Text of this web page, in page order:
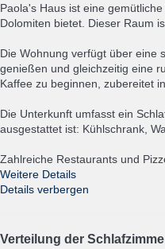
Paola's Haus ist eine
Dolomiten bietet. Dieser Raum
Die Wohnung verfügt über eine
genießen und gleichzeitig eine
Kaffee zu beginnen, zubereitet
Die Unterkunft umfasst ein
ausgestattet ist: Kühlschrank,
Zahlreiche Restaurants und
Weitere Details
Details verbergen
Verteilung der